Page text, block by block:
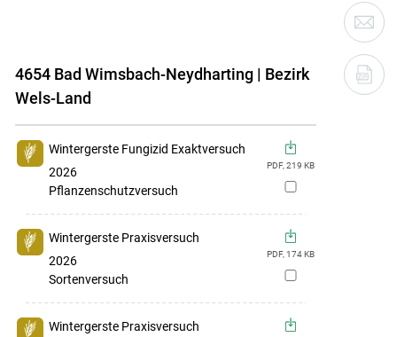
4654 Bad Wimsbach-Neydharting | Bezirk
Wels-Land
Wintergerste Fungizid Exaktversuch
2026
Pflanzenschutzversuch
PDF,219 KB
zur
Wintergerste Praxisversuch
2026
Sortenversuch
PDF,174KB
zur
Wintergerste Praxisversuch